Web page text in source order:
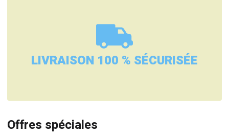
LIVRAISON 100 % SÉCURISÉE
Offres spéciales